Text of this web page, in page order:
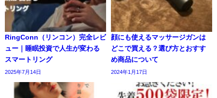
RingConn（リンコン）完全レビ
ュー｜睡眠投資で人生が変わる
スマートリング
2025年7月14日
顔にも使えるマッサージガンは
どこで買える？選び方とおすす
め商品について
2024年1月17日